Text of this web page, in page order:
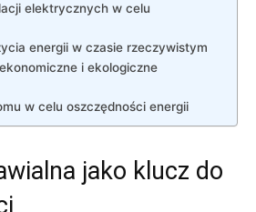
elektrycznych w ⁣celu⁤
⁤energii w czasie rzeczywistym
i ekologiczne
w celu ⁢oszczędności energii
jako klucz do